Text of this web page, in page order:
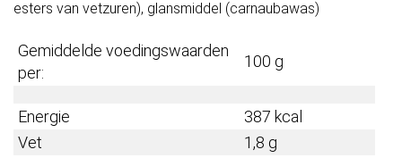
esters van vetzuren), glansmiddel (carnaubawas)
Gemiddelde voedingswaarden
per:
100 g
Energie
387 kcal
Vet
1,8 g